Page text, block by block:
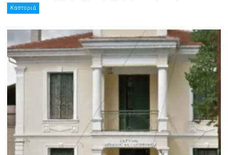
Καστοριά